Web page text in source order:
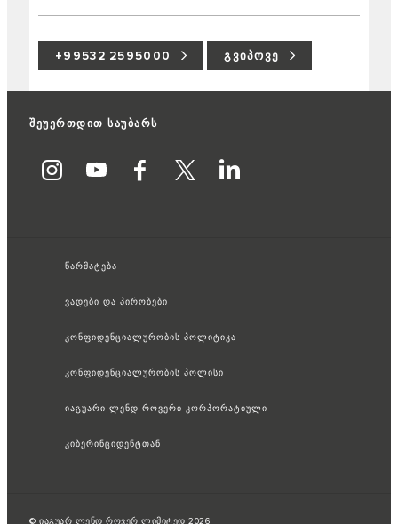
+99532 2595000 ᲒᲕᲘᲞᲝᲕᲔ
შეუერთდით საუბარს
წარმატება
ვადები და პირობები
კონფიდენციალურობის პოლიტიკა
კონფიდენციალურობის პოლისი
იაგუარი ლენდ როვერი კორპორატიული
კიბერინციდენტთან
© იაგუარ ლენდ როვერ ლიმიტედ 2026